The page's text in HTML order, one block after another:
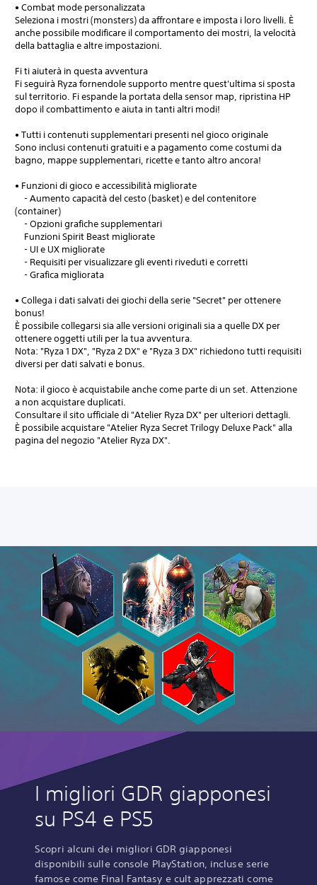
• Combat mode personalizzata
Seleziona i mostri (monsters) da affrontare e imposta i loro livelli. È
anche possibile modificare il comportamento dei mostri, la velocità
della battaglia e altre impostazioni.
Fi ti aiuterà in questa avventura
Fi seguirà Ryza fornendole supporto mentre quest'ultima si sposta
sul territorio. Fi espande la portata della sensor map, ripristina HP
dopo il combattimento e aiuta in tanti altri modi!
• Tutti i contenuti supplementari presenti nel gioco originale
Sono inclusi contenuti gratuiti e a pagamento come costumi da
bagno, mappe supplementari, ricette e tanto altro ancora!
• Funzioni di gioco e accessibilità migliorate
- Aumento capacità del cesto (basket) e del contenitore
(container)
- Opzioni grafiche supplementari
Funzioni Spirit Beast migliorate
- UI e UX migliorate
- Requisiti per visualizzare gli eventi riveduti e corretti
- Grafica migliorata
• Collega i dati salvati dei giochi della serie "Secret" per ottenere
bonus!
È possibile collegarsi sia alle versioni originali sia a quelle DX per
ottenere oggetti utili per la tua avventura.
Nota: "Ryza 1 DX", "Ryza 2 DX" e "Ryza 3 DX" richiedono tutti requisiti
diversi per dati salvati e bonus.
Nota: il gioco è acquistabile anche come parte di un set. Attenzione
a non acquistare duplicati.
Consultare il sito ufficiale di "Atelier Ryza DX" per ulteriori dettagli.
È possibile acquistare "Atelier Ryza Secret Trilogy Deluxe Pack" alla
pagina del negozio "Atelier Ryza DX".
I migliori GDR giapponesi
su PS4 e PS5
Scopri alcuni dei migliori GDR giapponesi
disponibili sulle console PlayStation, incluse serie
famose come Final Fantasy e cult apprezzati come